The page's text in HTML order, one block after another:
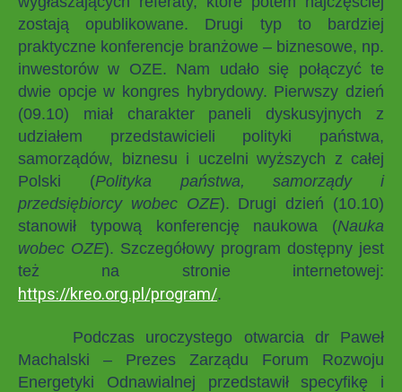
zostają opublikowane. Drugi typ to bardziej
praktyczne konferencje branżowe – biznesowe, np.
inwestorów w OZE. Nam udało się połączyć te
dwie opcje w kongres hybrydowy. Pierwszy dzień
(09.10) miał charakter paneli dyskusyjnych z
udziałem przedstawicieli polityki państwa,
samorządów, biznesu i uczelni wyższych z całej
Polski (Polityka państwa, samorządy i
przedsiębiorcy wobec OZE). Drugi dzień (10.10)
stanowił typową konferencję naukowa (Nauka
wobec OZE). Szczegółowy program dostępny jest
też na stronie internetowej:
https://kreo.org.pl/program/.
Podczas uroczystego otwarcia dr Paweł
Machalski – Prezes Zarządu Forum Rozwoju
Energetyki Odnawialnej przedstawił specyfikę i